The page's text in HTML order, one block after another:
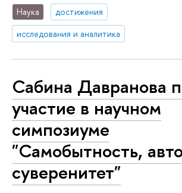
Наука
достижения
исследования и аналитика
Сабина Давранова
участие в научном
симпозиуме
"Самобытность,
суверенитет"